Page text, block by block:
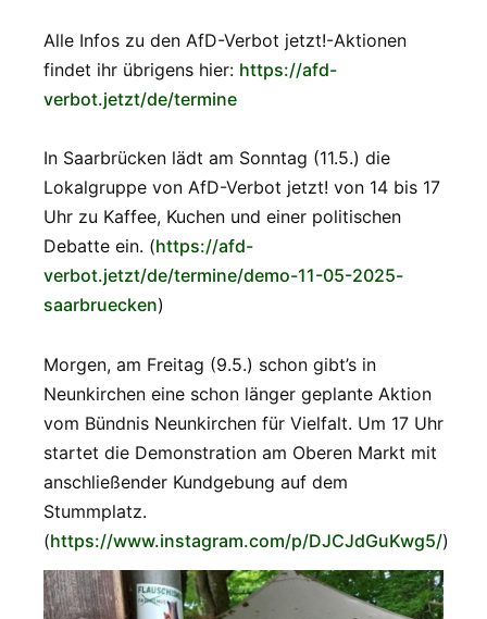
Alle Infos zu den AfD-Verbot jetzt!-Aktionen
findet ihr übrigens hier: https://afd-
verbot.jetzt/de/termine
In Saarbrücken lädt am Sonntag (11.5.) die
Lokalgruppe von AfD-Verbot jetzt! von 14 bis 17
Uhr zu Kaffee, Kuchen und einer politischen
Debatte ein. (https://afd-
verbot.jetzt/de/termine/demo-11-05-2025-
saarbruecken)
Morgen, am Freitag (9.5.) schon gibt’s in
Neunkirchen eine schon länger geplante Aktion
vom Bündnis Neunkirchen für Vielfalt. Um 17 Uhr
startet die Demonstration am Oberen Markt mit
anschließender Kundgebung auf dem
Stummplatz.
(https://www.instagram.com/p/DJCJdGuKwg5/)